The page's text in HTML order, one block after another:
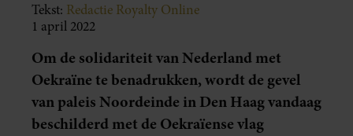
Tekst: Redactie Royalty Online
1 april 2022
Om de solidariteit van Nederland met
Oekraïne te benadrukken, wordt de gevel
van paleis Noordeinde in Den Haag vandaag
beschilderd met de Oekraïense vlag